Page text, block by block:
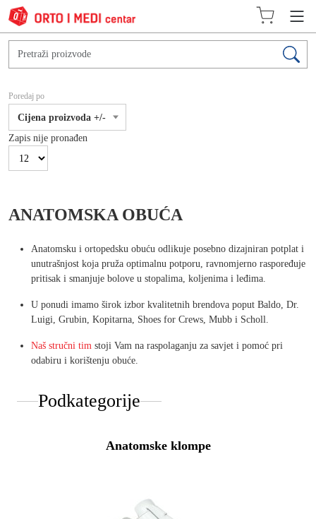
Poredaj po
Cijena proizvoda +/-
Zapis nije pronađen
ANATOMSKA OBUĆA
Anatomsku i ortopedsku obuću odlikuje posebno dizajniran potplat i
unutrašnjost koja pruža optimalnu potporu, ravnomjerno raspoređuje
pritisak i smanjuje bolove u stopalima, koljenima i leđima.
U ponudi imamo širok izbor kvalitetnih brendova poput Baldo, Dr.
Luigi, Grubin, Kopitarna, Shoes for Crews, Mubb i Scholl.
Naš stručni tim stoji Vam na raspolaganju za savjet i pomoć pri
odabiru i korištenju obuće.
Podkategorije
Anatomske klompe